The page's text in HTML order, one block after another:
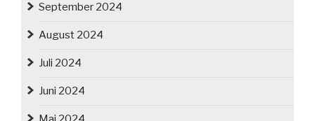
September 2024
August 2024
Juli 2024
Juni 2024